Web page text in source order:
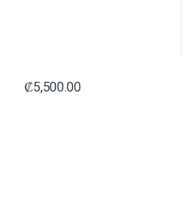
₡5,500.00